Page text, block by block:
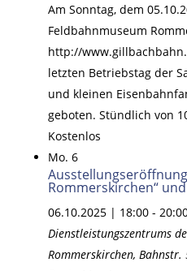
Am Sonntag, dem
Feldbahnmuseum
http://
letzten Betriebstag der
und kleinen
geboten. Stündlich von
Kostenlos
Mo. 6
Rommerskirchen“
06.10.2025 | 18:00-
Dienstleistungszentrums
Rommerskirchen, Bahnstr.